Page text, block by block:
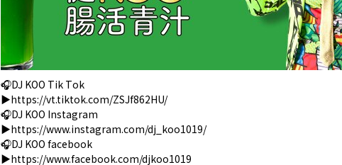
🎧DJ KOO Tik Tok
▶️https://vt.tiktok.com/ZSJf862HU/
🎧DJ KOO Instagram
▶️https://www.instagram.com/dj_koo1019/
🎧DJ KOO facebook
▶️https://www.facebook.com/djkoo1019